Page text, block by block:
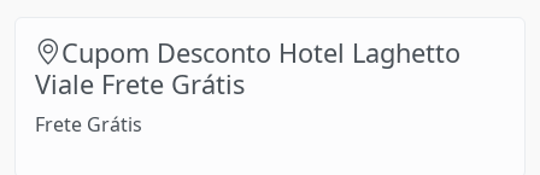
Cupom Desconto Hotel Laghetto
Viale Frete Grátis
Frete Grátis